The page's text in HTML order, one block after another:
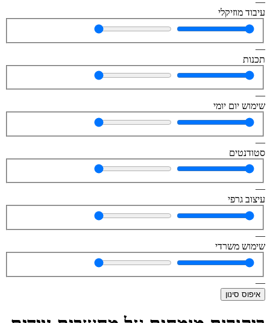
עיבוד מוזיקלי
—
תכנות
—
שימוש יום יומי
—
סטודנטים
—
עיצוב גרפי
—
שימוש משרדי
—
איפוס סינון